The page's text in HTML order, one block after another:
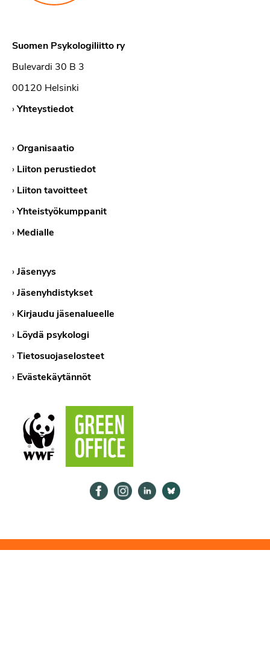
Suomen Psykologiliitto ry
Bulevardi 30 B 3
00120 Helsinki
›Yhteystiedot
›Organisaatio
› Liiton perustiedot
› Liiton tavoitteet
›Yhteistyökumppanit
› Medialle
›Jäsenyys
›Jäsenyhdistykset
› Kirjaudu jäsenalueelle
› Löydä psykologi
›Tietosuojaselosteet
› Evästekäytännöt